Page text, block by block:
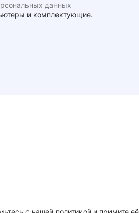
и комплектующие.
данных